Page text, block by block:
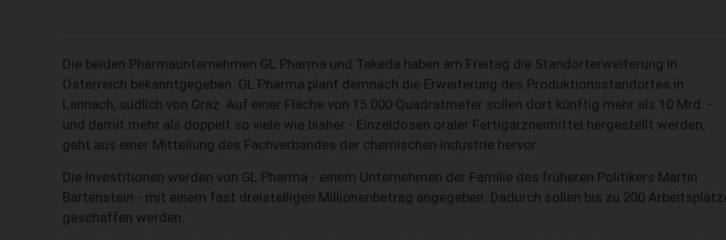
Die beiden Pharmaunternehmen GL Pharma und Takeda haben am Freitag die Standorterweiterung in
Österreich bekanntgegeben. GL Pharma plant demnach die Erweiterung des Produktionsstandortes in
Lannach, südlich von Graz. Auf einer Fläche von 15.000 Quadratmeter sollen dort künftig mehr als 10 Mrd. -
und damit mehr als doppelt so viele wie bisher - Einzeldosen oraler Fertigarzneimittel hergestellt werden,
geht aus einer Mitteilung des Fachverbandes der chemischen Industrie hervor.
Die Investitionen werden von GL Pharma - einem Unternehmen der Familie des früheren Politikers Martin
Bartenstein - mit einem fast dreistelligen Millionenbetrag angegeben. Dadurch sollen bis zu 200
geschaffen werden.